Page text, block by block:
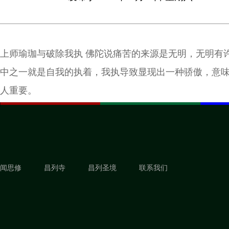
上师瑜珈与破除我执 佛陀说痛苦的来源是无明，无明有
中之一就是自我的执着，我执导致显现出一种骄傲，意
人重要。
闻思修 昌列寺 昌列圣境 联系我们